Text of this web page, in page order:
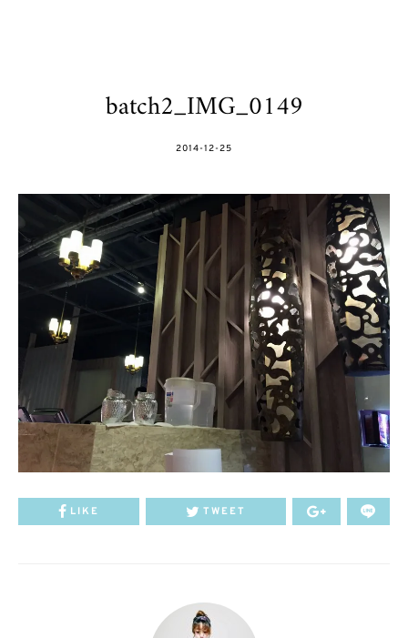
batch2_IMG_0149
POSTED
2014-12-25
LIKE TWEET